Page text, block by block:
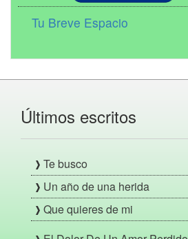
Tu Breve Espacio
Últimos escritos
Te busco
Un año de una herida
Que quieres de mi